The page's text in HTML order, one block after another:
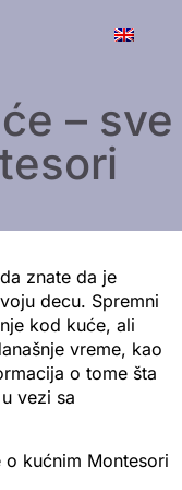
– sve
znate da je
decu. Spremni
kod kuće, ali
vreme, kao
o tome šta
vezi sa
kućnim Montesori